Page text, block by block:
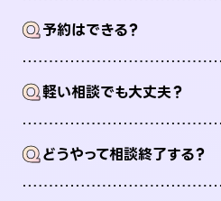
Q予約はできる？
Q軽い相談でも大丈夫？
Qどうやって相談終了する？